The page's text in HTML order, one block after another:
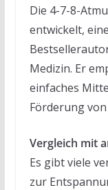
Die 4-7-8-
entwickelt,
Medizin. Er
einfaches
Förderung
Vergleich mit
Es gibt viele
zur